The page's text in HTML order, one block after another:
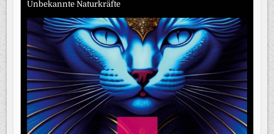
Unbekannte Naturkräfte